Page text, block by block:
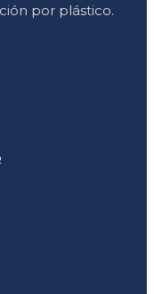
por plástico.